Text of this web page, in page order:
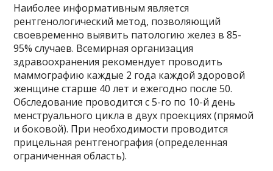
Наиболее информативным является
рентгенологический метод, позволяющий
своевременно выявить патологию желез в 85-
95% случаев. Всемирная организация
здравоохранения рекомендует проводить
маммографию каждые 2 года каждой здоровой
женщине старше 40 лет и ежегодно после 50.
Обследование проводится с 5-го по 10-й день
менструального цикла в двух проекциях (прямой
и боковой). При необходимости проводится
прицельная рентгенография (определенная
ограниченная область).